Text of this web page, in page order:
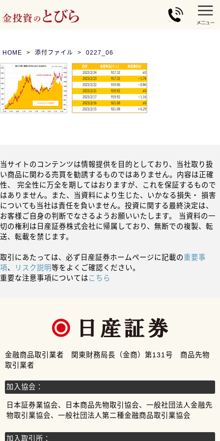
HOME 添付ファイル 0227_06
当サイトのコンテンツは情報提供を目的としており、当社取り扱
い商品に関わる売買を勧誘するものではありません。内容は正確
性、 完全性に万全を期してはおりますが、これを保証するもので
はありません。また、当資料により生じた、いかなる損失・ 損害
についても当社は責任を負いません。投資に関する最終決定は、
お客様ご自身の判断でなさるようお願いいたします。 当資料の一
切の権利は日産証券株式会社に帰属しており、無断での複製、転
送、転載を禁じます。
取引にあたっては、必ず日産証券ホームページに記載の重要事
項、 リスク説明等をよくご確認ください。
重要な注意事項についてはこちら
金融商品取引業者 関東財務局長（金商）第131号 商品先物
取引業者
加入協会：
日本証券業協会、日本商品先物取引協会、一般社団法人金融先
物取引業協会、一般社団法人第二種金融商品取引業協会
加入取引所：